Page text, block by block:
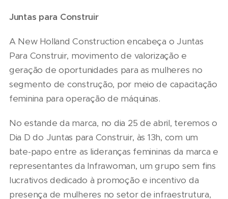
Juntas para Construir
A New Holland Construction encabeça o Juntas
Para Construir, movimento de valorização e
geração de oportunidades para as mulheres no
segmento de construção, por meio de capacitação
feminina para operação de máquinas.
No estande da marca, no dia 25 de abril, teremos o
Dia D do Juntas para Construir, às 13h, com um
bate-papo entre as lideranças femininas da marca e
representantes da Infrawoman, um grupo sem fins
lucrativos dedicado à promoção e incentivo da
presença de mulheres no setor de infraestrutura,